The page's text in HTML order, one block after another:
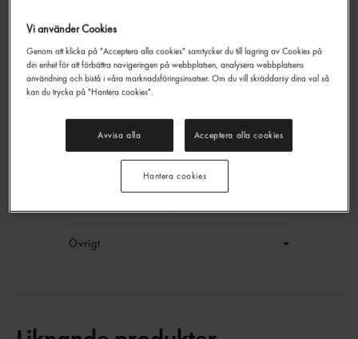
Harissa Het Chilipasta
Sevan380g
EAN:
LOGGA IN
Övrigt
Vi använder Cookies
Genom att klicka på "Acceptera alla cookies" samtycker du till lagring av Cookies på
din enhet för att förbättra navigeringen på webbplatsen, analysera webbplatsens
användning och bistå i våra marknadsföringsinsatser. Om du vill skräddarsy dina val så
kan du trycka på "Hantera cookies".
Avvisa alla Acceptera alla cookies
Hantera cookies